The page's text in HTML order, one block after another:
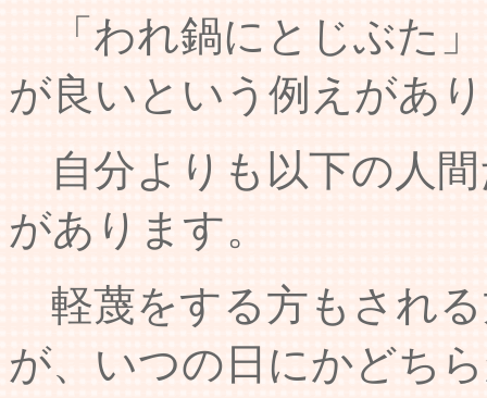
「われ鍋にとじぶた
が良いという例えがあ
自分よりも以下の人
があります。
軽蔑をする方もされ
が、いつの日にかどち